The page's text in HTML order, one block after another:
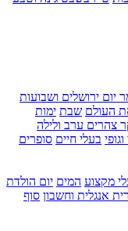
יום ירושלים ושבועות
העולם שבת ימות
צהרים ערב ולילה
בעלי חיים סופרים
מקצוע המים יום הולדת
אנגלית וחשבון סוף